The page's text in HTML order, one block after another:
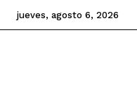
jueves, agosto 6, 2026